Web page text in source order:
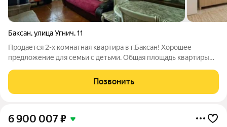
Баксан,улица Угнич,11
Продается 2-х комнатная квартира в г.Баксан! Хорошее
предложение для семьи с детьми. Общая площадь квартиры
этажного дома. Оптимальная планировка, смежные комнаты,
раздельный санузел. Кухня
Позвонить
6 900 007₽